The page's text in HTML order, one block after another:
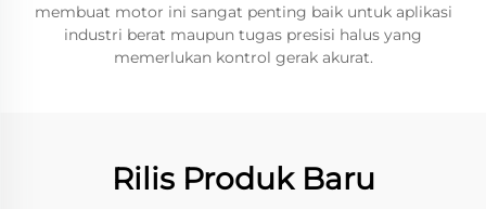
membuat motor ini sangat penting baik untuk aplikasi
industri berat maupun tugas presisi halus yang
memerlukan kontrol gerak akurat.
Rilis Produk Baru